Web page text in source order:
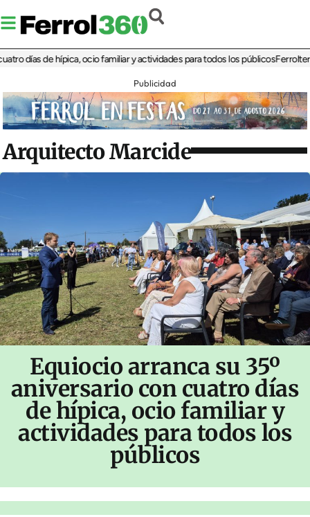
de hípica, ocio familiar y actividades para todos los públicosFerrolterra
Publicidad
Arquitecto Marcide
Equiocio arranca su 35º
aniversario con cuatro días
de hípica, ocio familiar y
actividades para todos los
públicos